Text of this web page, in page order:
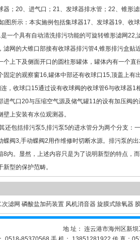
器；20、进气口；21、发球器排水管；22、锥形
所示：本实施例包括集球器17、发球器19、收球
一个具有自动清洗排污功能的可旋转锥形滤网
滤网的大锥口部接有收球器排污管4,锥形排污盒
个上下及侧面开口的圆柱形罐体，罐体内有一个
固定的观察窗16,罐体中部还有收球口15,顶盖上
，收球口15通过设有收球阀的收球管6与收球器1
进气口20与压缩空气源及储气罐11的设有加压阀
壁上安装有水位观测器。
包括排污泵5,排污泵5的进水管分为两个分支：
蝶阀3,手动蝶阀2用作维修时切断水源。排污泵的
8内。显然，上述内容只是为了说明新型的特点，
新型的保护范畴。
次滤网 磷酸盐加药装置 风机消音器 旋膜式除氧器
地 址： 连云港市海州区新坝